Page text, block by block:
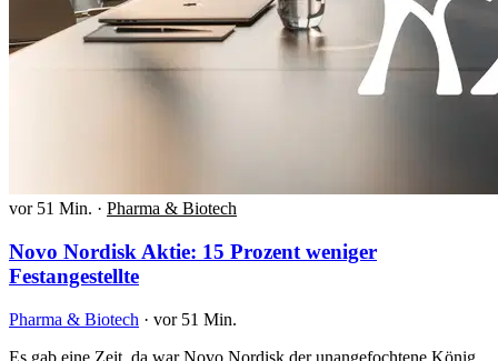
vor 51 Min. · Pharma & Biotech
Novo Nordisk Aktie: 15 Prozent weniger
Festangestellte
Pharma & Biotech · vor 51 Min.
Es gab eine Zeit, da war Novo Nordisk der unangefochtene König